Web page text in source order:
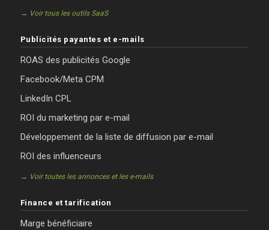
→ Voir tous les outils SaaS
Publicités payantes et e-mails
ROAS des publicités Google
Facebook/Meta CPM
LinkedIn CPL
ROI du marketing par e-mail
Développement de la liste de diffusion par e-mail
ROI des influenceurs
→ Voir toutes les annonces et les e-mails
Finance et tarification
Marge bénéficiaire